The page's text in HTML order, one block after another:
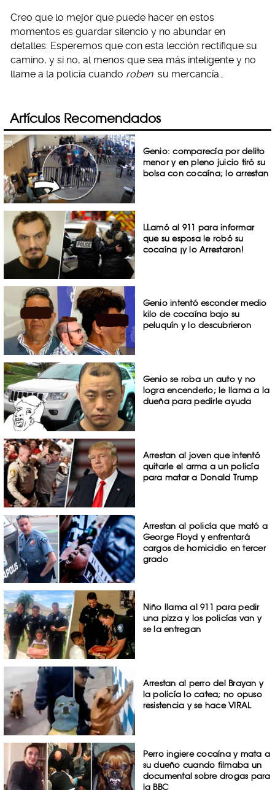
Creo que lo mejor que puede hacer en estos
momentos es guardar silencio y no abundar en
detalles. Esperemos que con esta lección rectifique su
camino, y si no, al menos que sea más inteligente y no
llame a la policía cuando roben su mercancía…
Artículos Recomendados
Genio: comparecía por delito
menor y en pleno juicio tiró su
bolsa con cocaína; lo arrestan
LLamó al 911 para informar
que su esposa le robó su
cocaína ¡y lo Arrestaron!
Genio intentó esconder medio
kilo de cocaína bajo su
peluquín y lo descubrieron
Genio se roba un auto y no
logra encenderlo; le llama a la
dueña para pedirle ayuda
Arrestan al joven que intentó
quitarle el arma a un policía
para matar a Donald Trump
Arrestan al policía que mató a
George Floyd y enfrentará
cargos de homicidio en tercer
grado
Niño llama al 911 para pedir
una pizza y los policías van y
se la entregan
Arrestan al perro del Brayan y
la policía lo catea; no opuso
resistencia y se hace VIRAL
Perro ingiere cocaína y mata a
su dueño cuando filmaba un
documental sobre drogas para
la BBC